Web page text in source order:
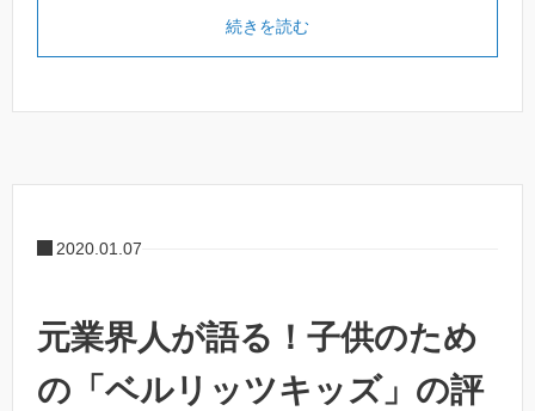
続きを読む
2020.01.07
元業界人が語る！子供のため
の「ベルリッツキッズ」の評